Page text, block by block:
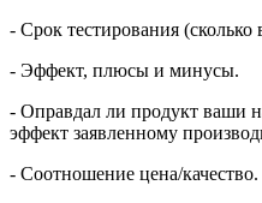
- Срок тестирования (сколько
- Эффект, плюсы и минусы.
- Оправдал ли продукт ваши
эффект заявленному
- Соотношение цена/